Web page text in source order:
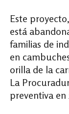
Este
está
familias de
en
orilla de la
La
preventiva en